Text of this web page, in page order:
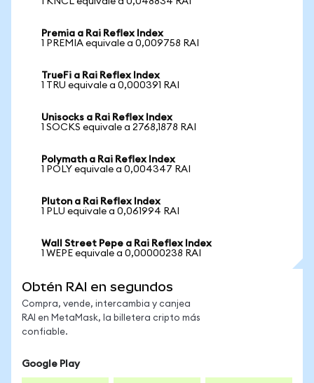
Premia a Rai Reflex Index
1 PREMIA equivale a 0,009758 RAI
TrueFi a Rai Reflex Index
1 TRU equivale a 0,000391 RAI
Unisocks a Rai Reflex Index
1 SOCKS equivale a 2768,1878 RAI
Polymath a Rai Reflex Index
1 POLY equivale a 0,004347 RAI
Pluton a Rai Reflex Index
1 PLU equivale a 0,061994 RAI
Wall Street Pepe a Rai Reflex Index
1 WEPE equivale a 0,00000238 RAI
Obtén RAI en segundos
Compra, vende, intercambia y canjea
RAI en MetaMask, la billetera cripto más
confiable.
Google Play